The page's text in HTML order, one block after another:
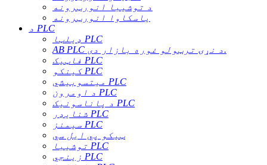
د توشیبا انورټرونه
یاسکاوا انورټرونه
د PLC
ډیلټا PLC
AB PLC د نړۍ ترټولو غوره بازار دی.
فاټیک PLC
کینکو PLC
میتسوبیشي PLC
د اومرون PLC
د پاناسونیک PLC
شنایډر PLC
سیمنز PLC
ټیکو پي ایل سي
توشیبا PLC
زینجي PLC